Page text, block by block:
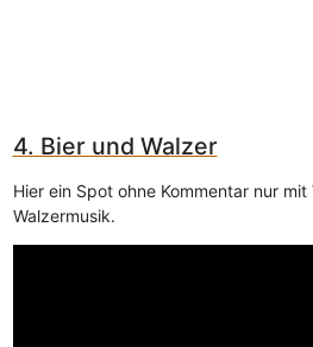
4. Bier und Walzer
Hier ein Spot ohne Kommentar nur
Walzermusik.